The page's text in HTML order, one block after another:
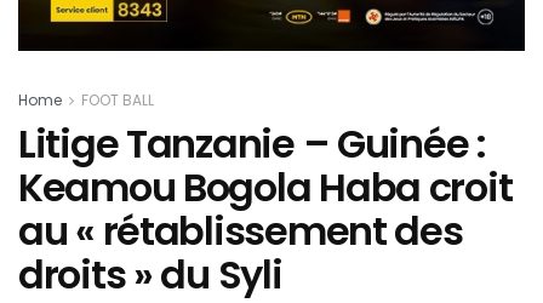
Home FOOT BALL
Litige Tanzanie – Guinée :
Keamou Bogola Haba croit
au « rétablissement des
droits » du Syli